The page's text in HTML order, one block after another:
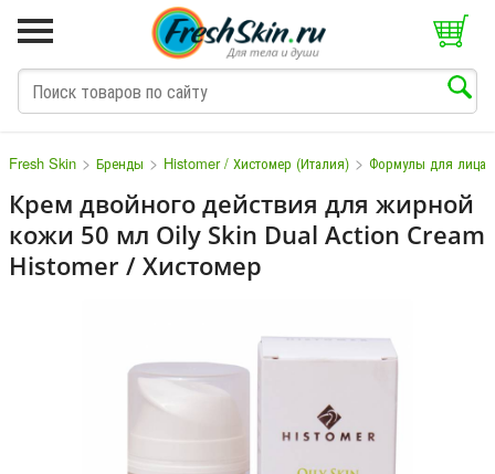
Fresh Skin > Бренды > Histomer / Хистомер (Италия) > Формулы для лица
Крем двойного действия для жирной
кожи 50 мл Oily Skin Dual Action Cream
Histomer / Хистомер
M N O P Q S T